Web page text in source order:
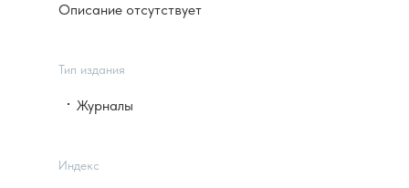
Описание отсутствует
Тип издания
Журналы
Индекс